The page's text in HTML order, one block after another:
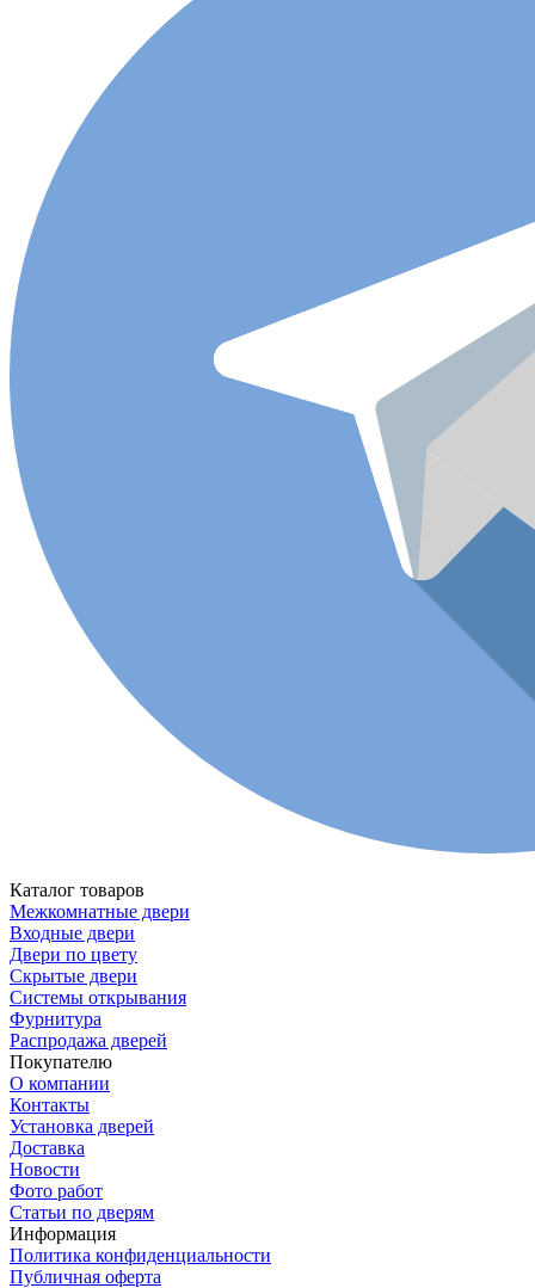
Каталог товаров
Межкомнатные двери
Входные двери
Двери по цвету
Скрытые двери
Системы открывания
Фурнитура
Распродажа дверей
Покупателю
О компании
Контакты
Установка дверей
Доставка
Новости
Фото работ
Статьи по дверям
Информация
Политика конфиденциальности
Публичная оферта